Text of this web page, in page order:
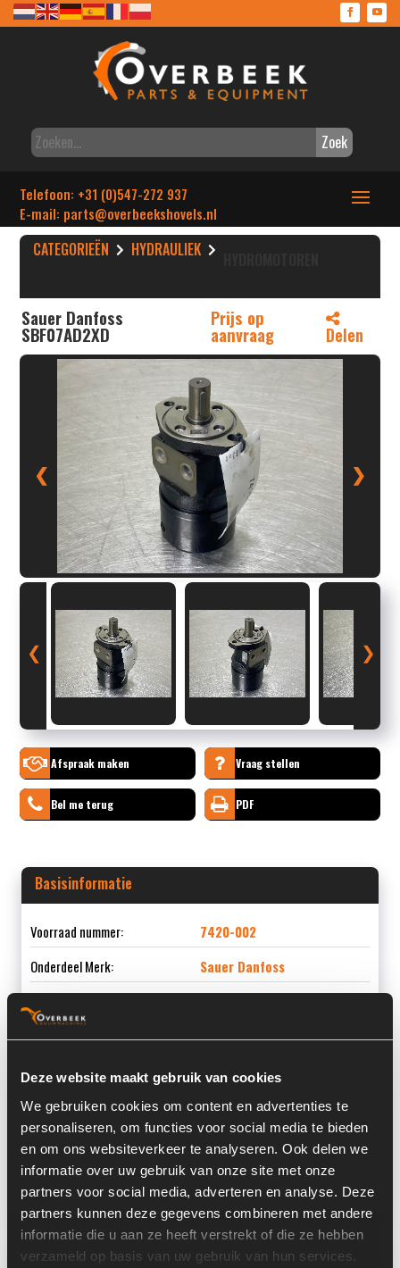
Deze website maakt gebruik van cookies
We gebruiken cookies om content en advertenties te
personaliseren, om functies voor social media te bieden
en om ons websiteverkeer te analyseren. Ook delen we
informatie over uw gebruik van onze site met onze
partners voor social media, adverteren en analyse. Deze
partners kunnen deze gegevens combineren met andere
informatie die u aan ze heeft verstrekt of die ze hebben
verzameld op basis van uw gebruik van hun services.
Zoek
Telefoon: +31 (0)547-272 937
E-mail: parts@overbeekshovels.nl
CATEGORIEËN HYDRAULIEK
Sauer Danfoss
SBF07AD2XD
Prijs op
aanvraag Delen
❮ ❯
❮ ❯
Afspraak maken Vraag stellen
Bel me terug PDF
Basisinformatie
Voorraad nummer:
7420-002
Onderdeel Merk:
Sauer Danfoss
Informatie
Serienummer:
2534-
Land:
Nederland
Overige informatie